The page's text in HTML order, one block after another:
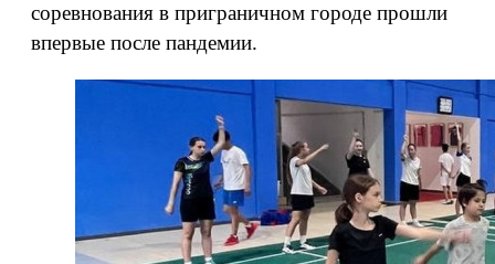
соревнования в приграничном городе прошли
впервые после пандемии.